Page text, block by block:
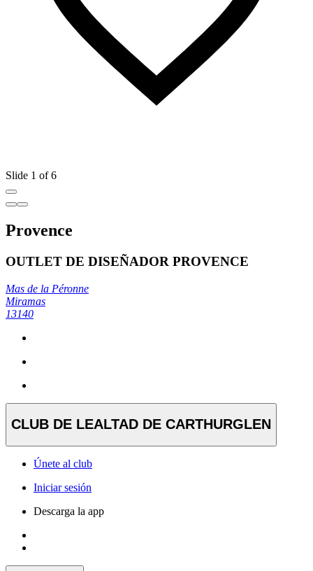
Slide 1 of 6
Provence
OUTLET DE DISEÑADOR PROVENCE
Mas de la Péronne
Miramas
13140
CLUB DE LEALTAD DE CARTHURGLEN
Únete al club
Iniciar sesión
Descarga la app